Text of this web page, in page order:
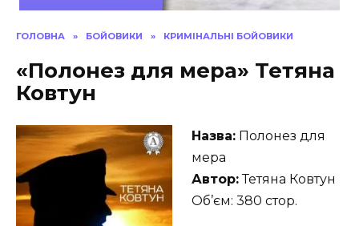
ГОЛОВНА » БОЙОВИКИ » КРИМІНАЛЬНІ БОЙОВИКИ
«Полонез для мера» Тетяна
Ковтун
Назва: Полонез для
мера
Автор:Тетяна Ковтун
Об’єм: 380 стор.